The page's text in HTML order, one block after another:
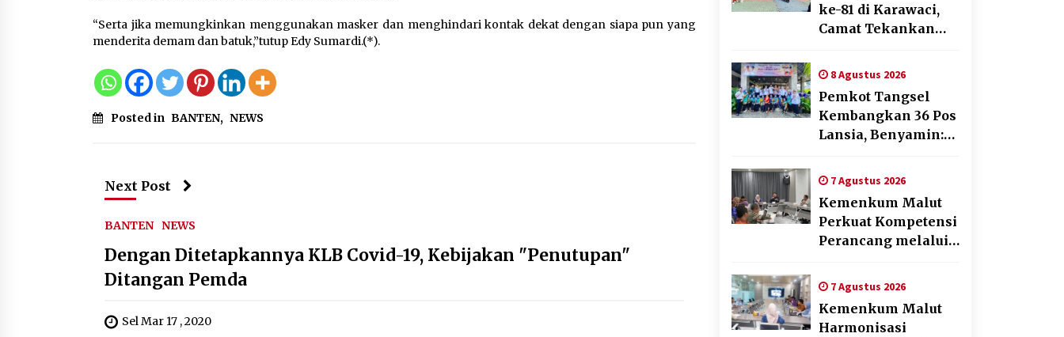
“Serta jika memungkinkan menggunakan masker dan menghindari kontak dekat dengan siapa pun yang
menderita demam dan batuk,”tutup Edy Sumardi.(*).
Posted in BANTEN, NEWS
Next Post
BANTEN NEWS
Dengan Ditetapkannya KLB Covid-19, Kebijakan "Penutupan"
Ditangan Pemda
Sel Mar 17 , 2020
ke-81 di Karawaci,
Camat Tekankan
Pelayanan dan
Kebersamaan
8 Agustus 2026
Pemkot Tangsel
Kembangkan 36 Pos
Lansia, Benyamin:
Sehat, Aktif, dan
Bahagia
7 Agustus 2026
Kemenkum Malut
Perkuat Kompetensi
Perancang melalui
Penyusunan Produk
Hukum Daerah
7 Agustus 2026
Kemenkum Malut
Harmonisasi